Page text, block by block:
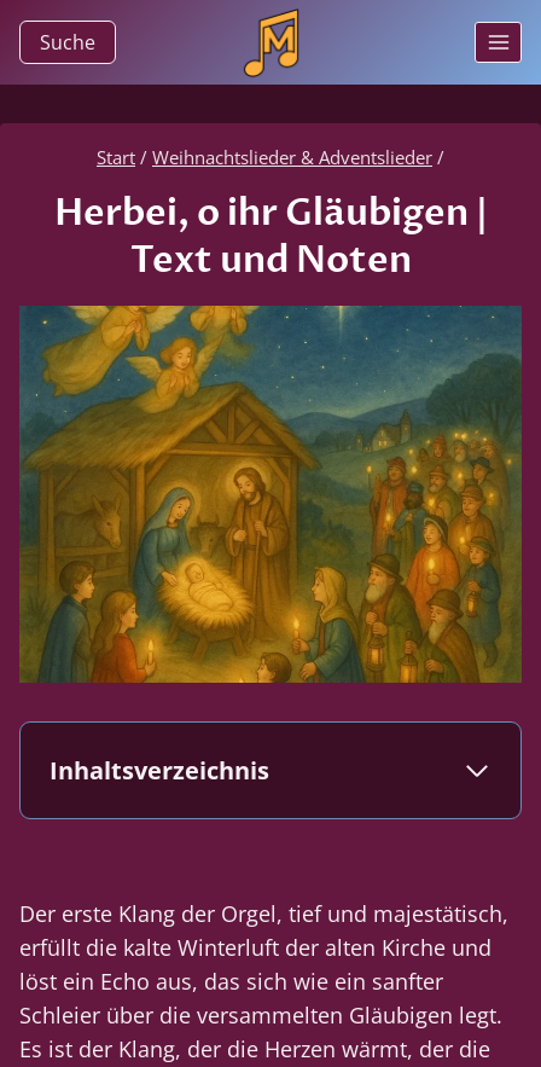
Zum
Inhalt
springen
Suche
Start / Weihnachtslieder & Adventslieder /
Herbei, o ihr Gläubigen |
Text und Noten
Inhaltsverzeichnis
Der erste Klang der Orgel, tief und majestätisch,
erfüllt die kalte Winterluft der alten Kirche und
löst ein Echo aus, das sich wie ein sanfter
Schleier über die versammelten Gläubigen legt.
Es ist der Klang, der die Herzen wärmt, der die